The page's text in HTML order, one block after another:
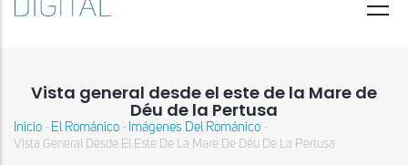
Vista general desde el este de la Mare de
Déu de la Pertusa
Sobrescribir
Inicio - El Románico - Imágenes Del Románico -
Vista General Desde El Este De La Mare De Déu De La Pertusa